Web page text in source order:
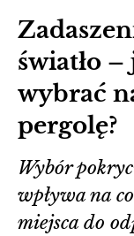
światło
wybrać
pergolę?
Wybór
wpływa na
miejsca do